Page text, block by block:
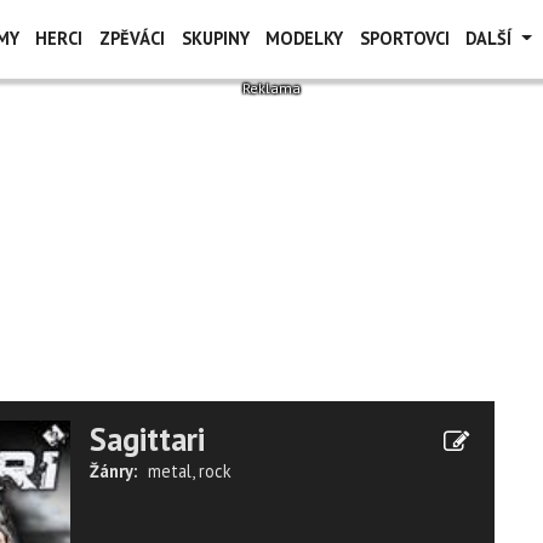
HERCI ZPĚVÁCI SKUPINY MODELKY SPORTOVCI DALŠÍ
Sagittari
Žánry: metal,rock